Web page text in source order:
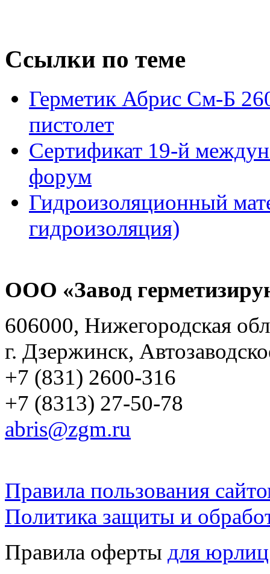
Ссылки по теме
Герметик Абрис См-Б
пистолет
Сертификат 19-й
форум
Гидроизоляционный
гидроизоляция)
ООО «Завод
606000, Нижегородская
г. Дзержинск,
+7 (831) 2600-316
+7 (8313) 27-50-78
abris@zgm.ru
Правила пользования
Политика защиты и
Правила оферты для